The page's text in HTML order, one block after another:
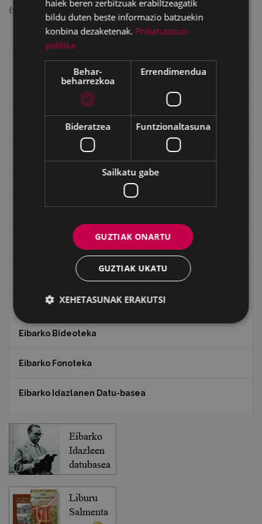
(14597562 bytes)
"Eibar" rebista sarean
Goi Argi aldizkaria
"Gure Herria" aldizkaria
Txostenak eta dokumentuak
EXFIBAR
Eibarko Bideoteka
Eibarko Fonoteka
Eibarko Idazlanen Datu-basea
haiek beren zerbitzuak erabiltzeagatik
bildu duten beste informazio batzuekin
konbina dezaketenak. Pribatutasun-
politika
Behar-
beharrezkoa
Errendimendua
Bideratzea Funtzionaltasuna
Sailkatu gabe
GUZTIAK ONARTU
GUZTIAK UKATU
XEHETASUNAK ERAKUTSI